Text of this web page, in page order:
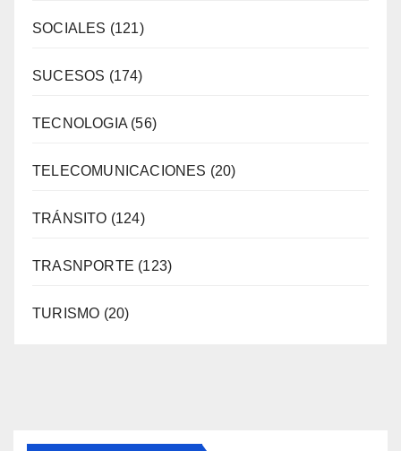
SOCIALES (121)
SUCESOS (174)
TECNOLOGIA (56)
TELECOMUNICACIONES (20)
TRÁNSITO (124)
TRASNPORTE (123)
TURISMO (20)